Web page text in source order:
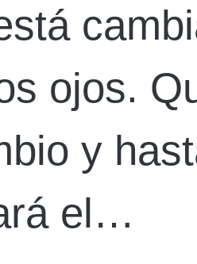
ojos.
y
el…